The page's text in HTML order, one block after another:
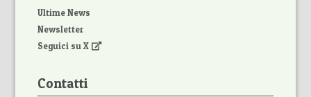
Ultime News
Newsletter
Seguici su X
Contatti